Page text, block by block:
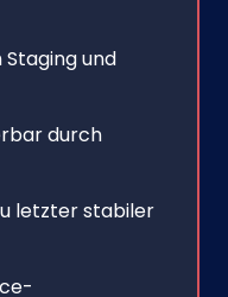
und
durch
letzter stabiler